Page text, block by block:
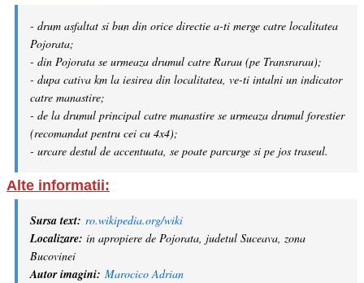
- drum asfaltat si bun din orice directie a-ti merge catre localitatea
Pojorata;
- din Pojorata se urmeaza drumul catre Rarau (pe Transrarau);
- dupa cativa km la iesirea din localitatea, ve-ti intalni un indicator
catre manastire;
- de la drumul principal catre manastire se urmeaza drumul forestier
(recomandat pentru cei cu 4x4);
- urcare destul de accentuata, se poate parcurge si pe jos traseul.
Alte informatii:
Sursa text: ro.wikipedia.org/wiki
Localizare: in apropiere de Pojorata, judetul Suceava, zona
Bucovinei
Autor imagini: Marocico Adrian